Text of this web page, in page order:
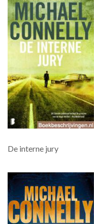
De interne jury